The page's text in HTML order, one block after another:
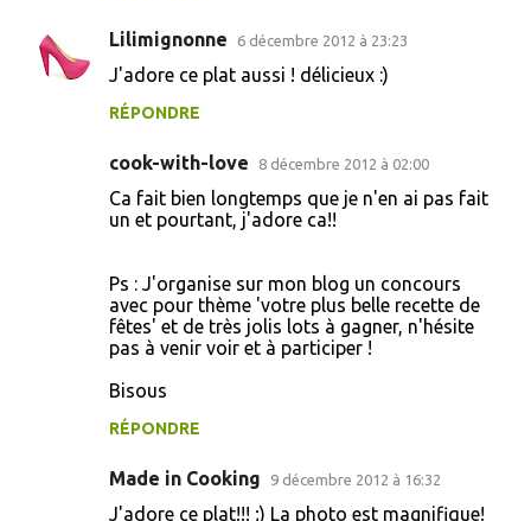
Lilimignonne 6 décembre 2012 à 23:23
J'adore ce plat aussi ! délicieux :)
RÉPONDRE
cook-with-love 8 décembre 2012 à 02:00
Ca fait bien longtemps que je n'en ai pas fait
un et pourtant, j'adore ca!!
Ps : J'organise sur mon blog un concours
avec pour thème 'votre plus belle recette de
fêtes' et de très jolis lots à gagner, n'hésite
pas à venir voir et à participer !
Bisous
RÉPONDRE
Made in Cooking 9 décembre 2012 à 16:32
J'adore ce plat!!! ;) La photo est magnifique!